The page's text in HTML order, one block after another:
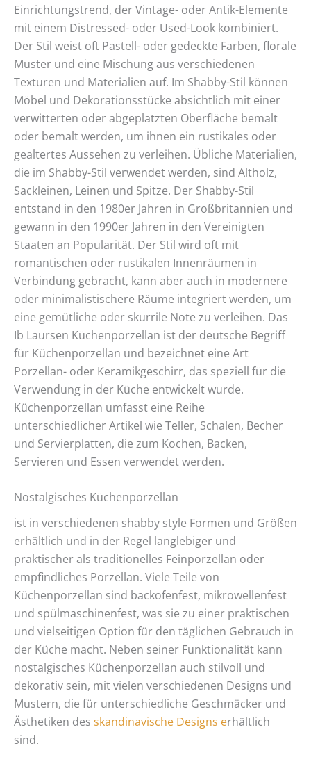
Einrichtungstrend, der Vintage- oder Antik-Elemente
mit einem Distressed- oder Used-Look kombiniert.
Der Stil weist oft Pastell- oder gedeckte Farben, florale
Muster und eine Mischung aus verschiedenen
Texturen und Materialien auf. Im Shabby-Stil können
Möbel und Dekorationsstücke absichtlich mit einer
verwitterten oder abgeplatzten Oberfläche bemalt
oder bemalt werden, um ihnen ein rustikales oder
gealtertes Aussehen zu verleihen. Übliche Materialien,
die im Shabby-Stil verwendet werden, sind Altholz,
Sackleinen, Leinen und Spitze. Der Shabby-Stil
entstand in den 1980er Jahren in Großbritannien und
gewann in den 1990er Jahren in den Vereinigten
Staaten an Popularität. Der Stil wird oft mit
romantischen oder rustikalen Innenräumen in
Verbindung gebracht, kann aber auch in modernere
oder minimalistischere Räume integriert werden, um
eine gemütliche oder skurrile Note zu verleihen. Das
Ib Laursen Küchenporzellan ist der deutsche Begriff
für Küchenporzellan und bezeichnet eine Art
Porzellan- oder Keramikgeschirr, das speziell für die
Verwendung in der Küche entwickelt wurde.
Küchenporzellan umfasst eine Reihe
unterschiedlicher Artikel wie Teller, Schalen, Becher
und Servierplatten, die zum Kochen, Backen,
Servieren und Essen verwendet werden.
Nostalgisches Küchenporzellan
ist in verschiedenen shabby style Formen und Größen
erhältlich und in der Regel langlebiger und
praktischer als traditionelles Feinporzellan oder
empfindliches Porzellan. Viele Teile von
Küchenporzellan sind backofenfest, mikrowellenfest
und spülmaschinenfest, was sie zu einer praktischen
und vielseitigen Option für den täglichen Gebrauch in
der Küche macht. Neben seiner Funktionalität kann
nostalgisches Küchenporzellan auch stilvoll und
dekorativ sein, mit vielen verschiedenen Designs und
Mustern, die für unterschiedliche Geschmäcker und
Ästhetiken des skandinavische Designs erhältlich
sind.